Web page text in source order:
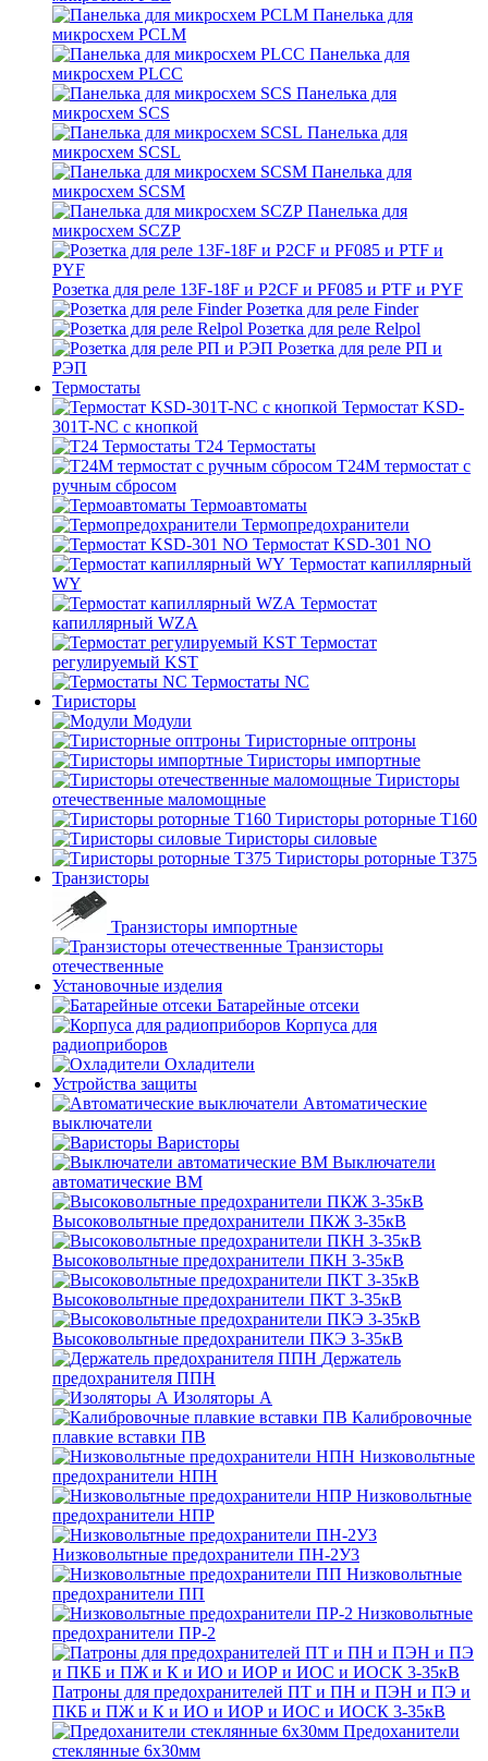
Панелька для
микросхем PCLM
Панелька для
микросхем PLCC
Панелька для
микросхем SCS
Панелька для
микросхем SCSL
Панелька для
микросхем SCSM
Панелька для
микросхем SCZP
Розетка для реле 13F-18F и P2CF и PF085 и PTF и PYF
Розетка для реле Finder
Розетка для реле Relpol
Розетка для реле РП и
РЭП
Термостаты
Термостат KSD-
301T-NC с кнопкой
T24 Термостаты
T24M термостат с
ручным сбросом
Термоавтоматы
Термопредохранители
Термостат KSD-301 NO
Термостат капиллярный
WY
Термостат
капиллярный WZA
Термостат
регулируемый KST
Термостаты NC
Тиристоры
Модули
Тиристорные оптроны
Тиристоры импортные
Тиристоры
отечественные маломощные
Тиристоры роторные Т160
Тиристоры силовые
Тиристоры роторные Т375
Транзисторы
Транзисторы импортные
Транзисторы
отечественные
Установочные изделия
Батарейные отсеки
Корпуса для
радиоприборов
Охладители
Устройства защиты
Автоматические
выключатели
Варисторы
Выключатели
автоматические ВМ
Высоковольтные предохранители ПКЖ 3-35кВ
Высоковольтные предохранители ПКН 3-35кВ
Высоковольтные предохранители ПКТ 3-35кВ
Высоковольтные предохранители ПКЭ 3-35кВ
Держатель
предохранителя ППН
Изоляторы А
Калибровочные
плавкие вставки ПВ
Низковольтные
предохранители НПН
Низковольтные
предохранители НПР
Низковольтные предохранители ПН-2У3
Низковольтные
предохранители ПП
Низковольтные
предохранители ПР-2
Патроны для предохранителей ПТ и ПН и ПЭН и ПЭ и
ПКБ и ПЖ и К и ИО и ИОР и ИОС и ИОСК 3-35кВ
Предоханители
стеклянные 6х30мм